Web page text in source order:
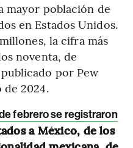
mayor población de
en Estados Unidos.
la cifra más
noventa, de
por Pew
de 2024.
febrero se registraron
a México, de los